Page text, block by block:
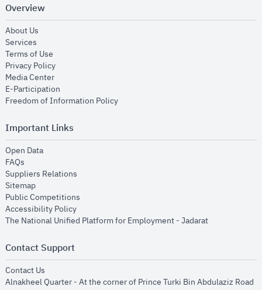
Overview
About Us
Services
Terms of Use
Privacy Policyopens in new window
Media Centeropens in new window
E-Participation
Freedom of Information Policyopens in new window
Important Links
Open Dataopens in new window
FAQs
Suppliers Relations
Sitemapopens in new window
Public Competitions
Accessibility Policyopens in new window
The National Unified Platform for Employment - Jadaratopens in new
Contact Support
Contact Us
Alnakheel Quarter - At the corner of Prince Turki Bin Abdulaziz Road